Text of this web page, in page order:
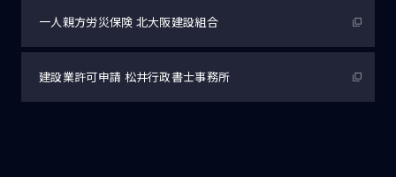
一人親方労災保険 北大阪建設組合
建設業許可申請 松井行政書士事務所